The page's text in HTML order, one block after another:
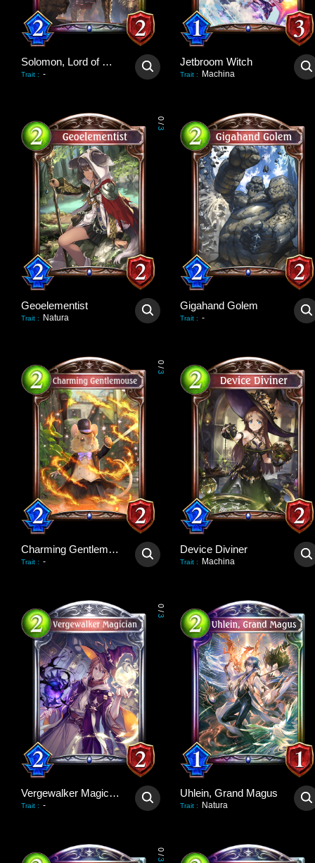
Solomon, Lord of Magic
Trait : -
Jetbroom Witch
Trait : Machina
0
/
3
Geoelementist
Trait : Natura
Gigahand Golem
Trait : -
0
/
3
Charming Gentlemouse
Trait : -
Device Diviner
Trait : Machina
0
/
3
Vergewalker Magician
Trait : -
Uhlein, Grand Magus
Trait : Natura
0
/
3